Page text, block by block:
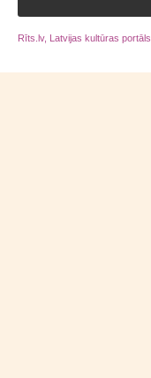
Rīts.lv, Latvijas kultūras portāls